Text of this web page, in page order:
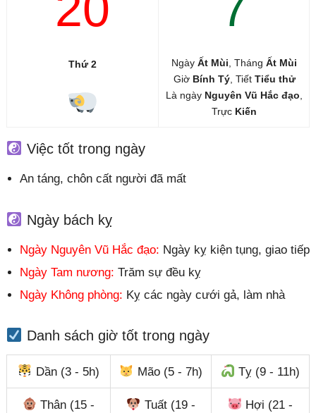
Thứ 2 NgàyẤt Mùi , ThángẤt Mùi
Giờ Bính Tý, Tiết Tiểu thử
Là ngày Nguyên Vũ Hắc đạo
Trực Kiến
Việc tốt trong ngày
An táng, chôn cất người đã mất
Ngày bách kỵ
Ngày Nguyên Vũ Hắc đạo: Ngày kỵ kiện tụng, giao tiếp
Ngày Tam nương: Trăm sự đều kỵ
Ngày Không phòng: Kỵ các ngày cưới gả, làm nhà
Danh sách giờ tốt trong ngày
Dần (3 - 5h) Mão (5 - 7h) Tỵ (9 - 11h)
Thân (15 -
Tuất (19 -
Hợi (21 -